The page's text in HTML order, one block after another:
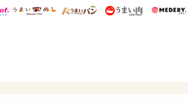
あ総研 ディズニー特集
mimot. うまいめし うまいパン うまい肉